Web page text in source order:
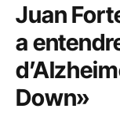
Juan
a
Down»